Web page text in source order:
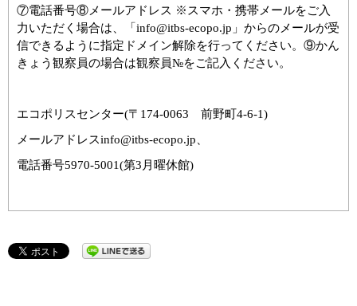
⑦電話番号⑧メールアドレス ※スマホ・携帯メールをご入
力いただく場合は、「info@itbs-ecopo.jp 」からのメールが受
信できるように指定ドメイン解除を行ってください。⑨かん
きょう観察員の場合は観察員№をご記入ください。
エコポリスセンター(〒 174-0063 前野町4-6-1)
メールアドレスinfo@itbs-ecopo.jp
電話番号5970-5001(第3 月曜休館)